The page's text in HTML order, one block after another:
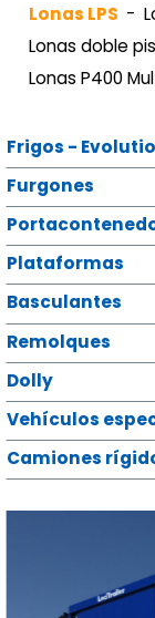
Lonas LPS
Lonas doble
Lonas P400
Frigos -
Furgones
Plataformas
Basculantes
Remolques
Dolly
Vehículos
Camiones